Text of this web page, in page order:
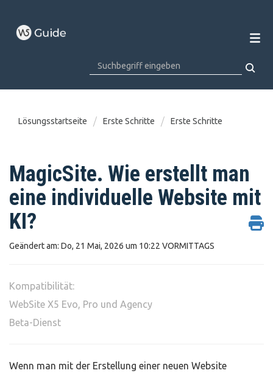
Lösungsstartseite Erste Schritte Erste Schritte
MagicSite. Wie erstellt man
eine individuelle Website mit
KI?
Geändert am: Do, 21 Mai, 2026 um 10:22 VORMITTAGS
Kompatibilität:
WebSite X5 Evo, Pro und Agency
Beta-Dienst
Wenn man mit der Erstellung einer neuen Website